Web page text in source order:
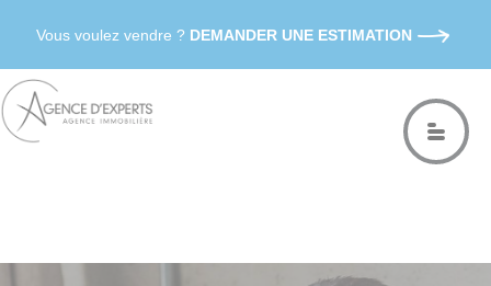
Vous voulez vendre ? DEMANDER UNE ESTIMATION